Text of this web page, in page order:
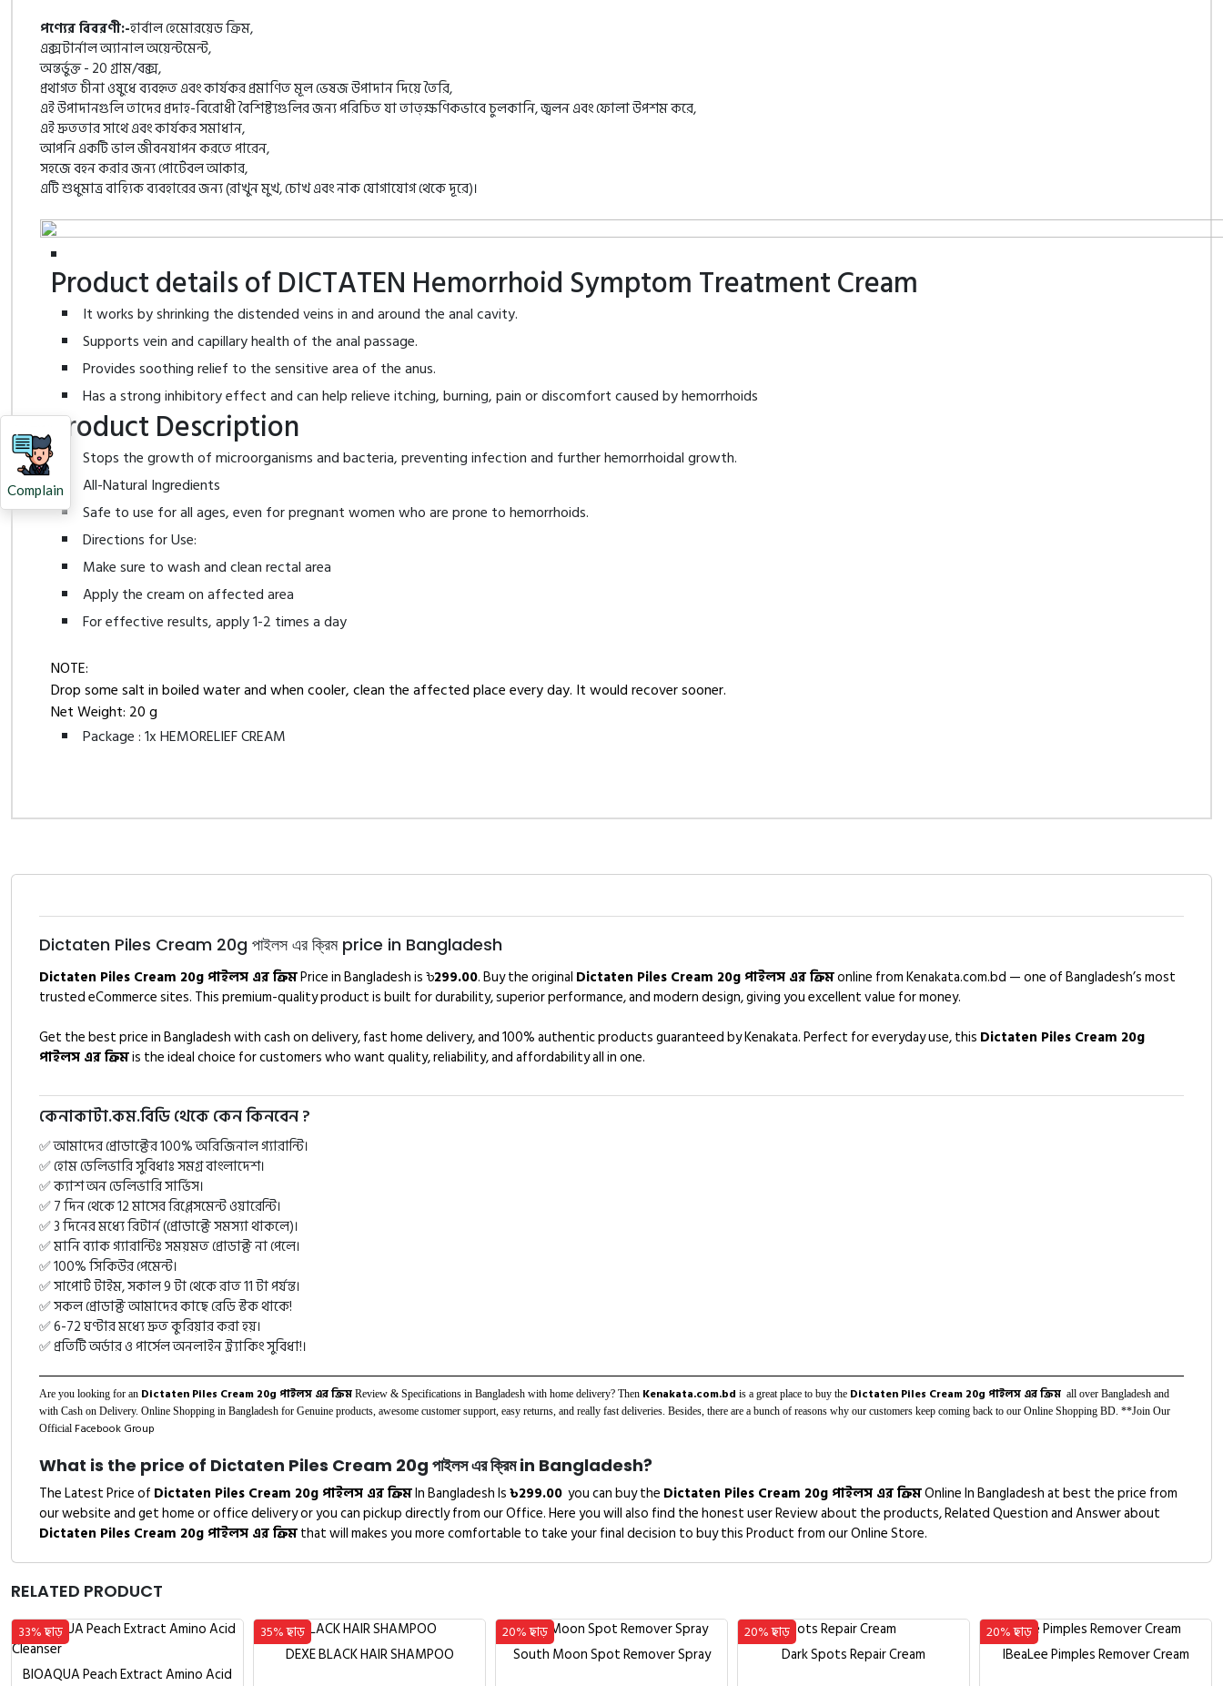
পণ্যের বিবরণী:-হার্বাল হেমোরয়েড ক্রিম,
এক্সটার্নাল অ্যানাল অয়েন্টমেন্ট,
অন্তর্ভুক্ত - 20 গ্রাম/বক্স,
প্রথাগত চীনা ওষুধে ব্যবহৃত এবং কার্যকর প্রমাণিত মূল ভেষজ উপাদান দিয়ে তৈরি,
এই উপাদানগুলি তাদের প্রদাহ-বিরোধী বৈশিষ্ট্যগুলির জন্য পরিচিত যা তাত্ক্ষণিকভাবে চুলকানি, জ্বলন এবং ফোলা উপশম করে,
এই দ্রুততার সাথে এবং কার্যকর সমাধান,
আপনি একটি ভাল জীবনযাপন করতে পারেন,
সহজে বহন করার জন্য পোর্টেবল আকার,
এটি শুধুমাত্র বাহ্যিক ব্যবহারের জন্য (রাখুন মুখ, চোখ এবং নাক যোগাযোগ থেকে দূরে)।
Product details of DICTATEN Hemorrhoid Symptom Treatment Cream
It works by shrinking the distended veins in and around the anal cavity.
Supports vein and capillary health of the anal passage.
Provides soothing relief to the sensitive area of the anus.
Has a strong inhibitory effect and can help relieve itching, burning, pain or discomfort caused by hemorrhoids
Product Description
Stops the growth of microorganisms and bacteria, preventing infection and further hemorrhoidal growth.
All-Natural Ingredients
Safe to use for all ages, even for pregnant women who are prone to hemorrhoids.
Directions for Use:
Make sure to wash and clean rectal area
Apply the cream on affected area
For effective results, apply 1-2 times a day
NOTE:
Drop some salt in boiled water and when cooler, clean the affected place every day. It would recover sooner.
Net Weight: 20 g
Package : 1x HEMORELIEF CREAM
Dictaten Piles Cream 20g পাইলস এর ক্রিম price in Bangladesh
Dictaten Piles Cream 20g পাইলস এর ক্রিমPrice in Bangladesh is ৳299.00. Buy the original Dictaten Piles Cream 20g পাইলস এর ক্রিমonline from Kenakata.com.bd — one of Bangladesh’s most
trusted eCommerce sites. This premium-quality product is built for durability, superior performance, and modern design, giving you excellent value for money.
Get the best price in Bangladesh with cash on delivery, fast home delivery, and 100% authentic products guaranteed by Kenakata. Perfect for everyday use, this Dictaten Piles Cream 20g
পাইলস এর ক্রিমis the ideal choice for customers who want quality, reliability, and affordability all in one.
কেনাকাটা.কম.বিডি থেকে কেন কিনবেন ?
✅ আমাদের প্রোডাক্টের 100% অরিজিনাল গ্যারান্টি।
✅ হোম ডেলিভারি সুবিধাঃ সমগ্র বাংলাদেশ।
✅ ক্যাশ অন ডেলিভারি সার্ভিস।
✅ 7 দিন থেকে 12 মাসের রিপ্লেসমেন্ট ওয়ারেন্টি।
✅ 3 দিনের মধ্যে রিটার্ন (প্রোডাক্টে সমস্যা থাকলে)।
✅ মানি ব্যাক গ্যারান্টিঃ সময়মত প্রোডাক্ট না পেলে।
✅ 100% সিকিউর পেমেন্ট।
✅ সাপোর্ট টাইম, সকাল 9 টা থেকে রাত 11 টা পর্যন্ত।
✅ সকল প্রোডাক্ট আমাদের কাছে রেডি স্টক থাকে!
✅ 6-72 ঘণ্টার মধ্যে দ্রুত কুরিয়ার করা হয়।
✅ প্রতিটি অর্ডার ও পার্সেল অনলাইন ট্র্যাকিং সুবিধা!।
Are you looking for an Dictaten Piles Cream 20g পাইলস এর ক্রিম Review & Specifications in Bangladesh with home delivery? Then Kenakata.com.bd is a great place to buy the Dictaten Piles Cream 20g পাইলস এর ক্রিম all over Bangladesh and
with Cash on Delivery. Online Shopping in Bangladesh for Genuine products, awesome customer support, easy returns, and really fast deliveries. Besides, there are a bunch of reasons why our customers keep coming back to our Online Shopping BD. **Join Our
Official Facebook Group
What is the price of Dictaten Piles Cream 20g পাইলস এর ক্রিম in Bangladesh?
The Latest Price of Dictaten Piles Cream 20g পাইলস এর ক্রিমIn Bangladesh Is৳299.00 you can buy the Dictaten Piles Cream 20g পাইলস এর ক্রিমOnline In Bangladesh at best the price from
our website and get home or office delivery or you can pickup directly from our Office. Here you will also find the honest user Review about the products, Related Question and Answer about
Dictaten Piles Cream 20g পাইলস এর ক্রিমthat will makes you more comfortable to take your final decision to buy this Product from our Online Store.
RELATED PRODUCT
33% ছাড়
BIOAQUA Peach Extract Amino Acid
35% ছাড়
DEXE BLACK HAIR SHAMPOO
20% ছাড়
South Moon Spot Remover Spray
20% ছাড়
Dark Spots Repair Cream
20% ছাড়
IBeaLee Pimples Remover Cream
Complain